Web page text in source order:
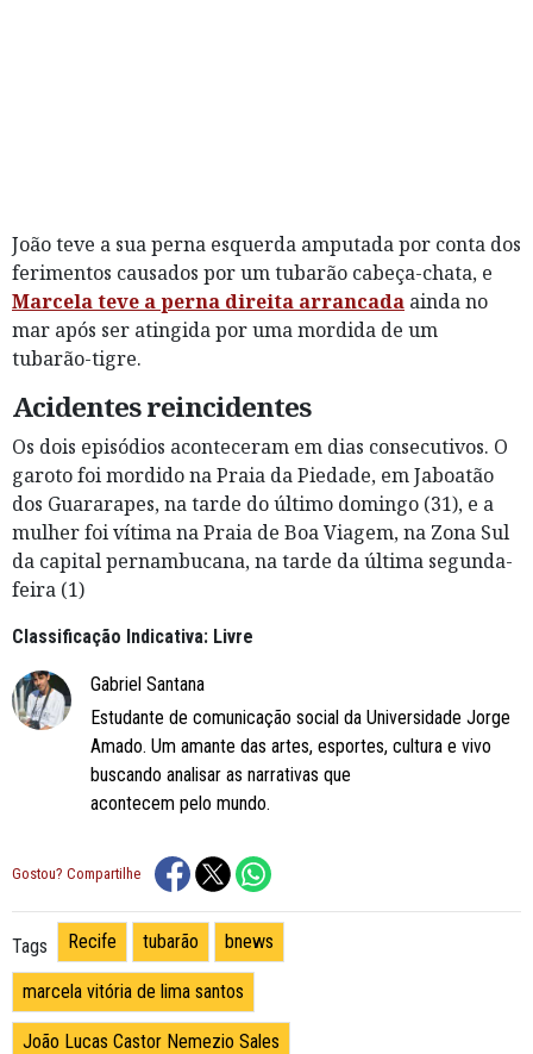
João teve a sua perna esquerda amputada por conta dos
ferimentos causados por um tubarão cabeça-chata, e
Marcela teve a perna direita arrancada ainda no
mar após ser atingida por uma mordida de um
tubarão-tigre.
Acidentes reincidentes
Os dois episódios aconteceram em dias consecutivos. O
garoto foi mordido na Praia da Piedade, em Jaboatão
dos Guararapes, na tarde do último domingo (31), e a
mulher foi vítima na Praia de Boa Viagem, na Zona Sul
da capital pernambucana, na tarde da última segunda-
feira (1)
Classificação Indicativa: Livre
Gabriel Santana
Estudante de comunicação social da Universidade Jorge
Amado. Um amante das artes, esportes, cultura e vivo
buscando analisar as narrativas que
acontecem pelo mundo.
Gostou? Compartilhe
Tags Recife tubarão bnews
marcela vitória de lima santos
João Lucas Castor Nemezio Sales